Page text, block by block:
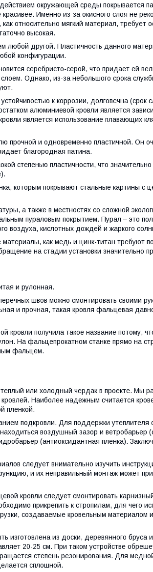
окружающей среды покрывается
Именно из-за окисного слоя не
относительно мягкий материал, требует
высокая.
другой. Пластичность данного
конфигурации.
серебристо-серой, что придает ей
Однако, из-за небольшого срока
к коррозии, долговечна (срок
алюминиевой кровли является
является использование плавающих
прочной и одновременно пластичной. Он
благородная патина.
степенью пластичности, что значительно
которым покрывают стальные картины с
а также в местностях со сложной
пураловым покрытием. Пурал – это
воздуха, кислотных дождей и жаркого
как медь и цинк-титан требуют
на стадии установки значительно
и рулонная.
швов можно смонтировать своими
и прочная, такая кровля фальцевая
кровли получила такое название потому,
На фальцепрокатном станке прямо на
фальцем.
или холодный чердак в проекте. Мы
Наиболее надежным считается
пленкой.
подкровли. Для поддержки утеплителя
воздушный зазор и ветробарьер
(антиоксидантная пленка).
следует внимательно изучить
и их неправильный монтаж может
кровли следует смонтировать
прикрепить к стропилам, для чего
создаваемые кровельным материалом
из доски, деревянного бруса
20-25 см. При таком устройстве
степень резонирования. Для
сплошной.